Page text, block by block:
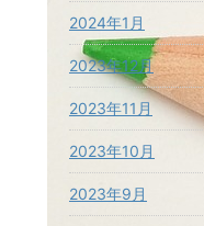
2024年1月
2023年12月
2023年11月
2023年10月
2023年9月